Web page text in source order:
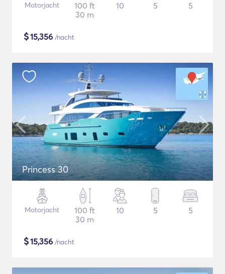
Motorjacht
100 ft
30 m
10 5 5
$15,356 /nacht
Princess 30
Motorjacht
100 ft
30 m
10 5 5
$15,356 /nacht